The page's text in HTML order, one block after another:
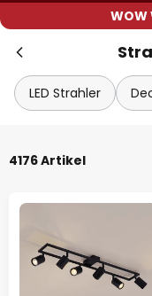
WOW
LED Strahler
4176 Artikel